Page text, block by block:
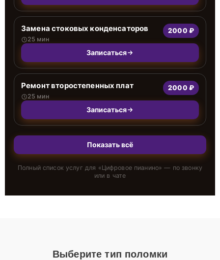
Замена стоковых конденсаторов
25 мин
2000 ₽
Записаться
Ремонт второстепенных плат
25 мин
2000 ₽
Записаться
Показать всё
Полный список услуг для «Цифровое пианино» — по звонку
или в чате
Выберите тип поломки